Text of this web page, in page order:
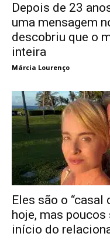
Depois de 23
uma mensagem
descobriu que o
inteira
Márcia Lourenço
Eles são o
hoje, mas
início do